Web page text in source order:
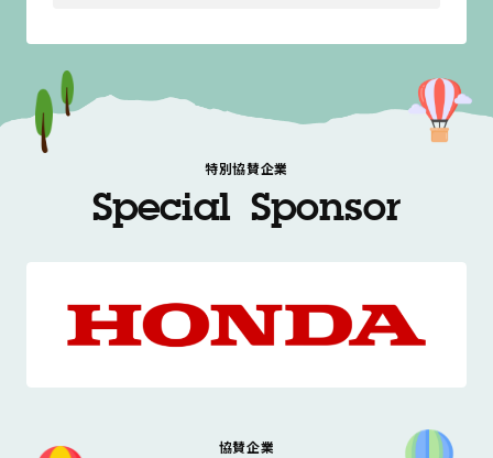
特別協賛企業
Special Sponsor
協賛企業